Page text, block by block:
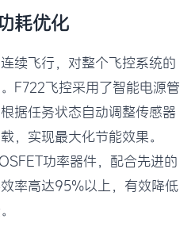
耗优化
续飞行，对整个飞控系统的
F722飞控采用了智能电源管
据任务状态自动调整传感器
，实现最大化节能效果。
功率器件，配合先进的
率高达95%以上，有效降低